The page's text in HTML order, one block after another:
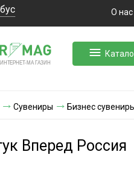
О нас
МА ГАЗИН
Сувениры Бизнес
Вперед Россия